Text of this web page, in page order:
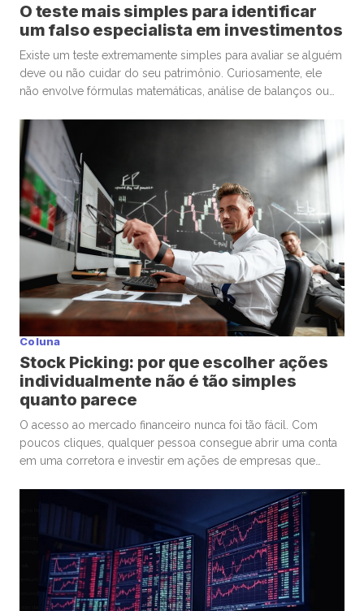
O teste mais simples para identificar
um falso especialista em investimentos
Existe um teste extremamente simples para avaliar se alguém
deve ou não cuidar do seu patrimônio. Curiosamente, ele
não envolve fórmulas matemáticas, análise de balanços ou
mais básica: “Se eu precisasse escolher um médico para
uma cirurgia delicada, levaria em conta os mesmos critérios
que estou utilizando […]
Coluna
Stock Picking: por que escolher ações
individualmente não é tão simples
quanto parece
O acesso ao mercado financeiro nunca foi tão fácil. Com
poucos cliques, qualquer pessoa consegue abrir uma conta
em uma corretora e investir em ações de empresas que
democratizou os investimentos e trouxe milhões de novos
participantes para a bolsa. Mas, junto com essa facilidade,
surgiu um comportamento que […]